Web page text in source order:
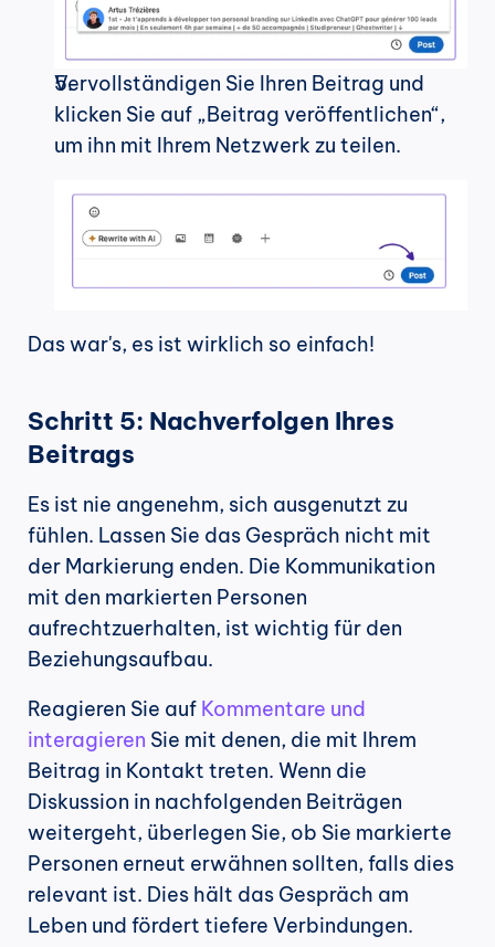
Vervollständigen Sie Ihren Beitrag und
klicken Sie auf „Beitrag veröffentlichen“,
um ihn mit Ihrem Netzwerk zu teilen.
Das war's, es ist wirklich so einfach!
Schritt 5: Nachverfolgen Ihres
Beitrags
Es ist nie angenehm, sich ausgenutzt zu
fühlen. Lassen Sie das Gespräch nicht mit
der Markierung enden. Die Kommunikation
mit den markierten Personen
aufrechtzuerhalten, ist wichtig für den
Beziehungsaufbau.
Reagieren Sie auf Kommentare und
interagieren Sie mit denen, die mit Ihrem
Beitrag in Kontakt treten. Wenn die
Diskussion in nachfolgenden Beiträgen
weitergeht, überlegen Sie, ob Sie markierte
Personen erneut erwähnen sollten, falls dies
relevant ist. Dies hält das Gespräch am
Leben und fördert tiefere Verbindungen.